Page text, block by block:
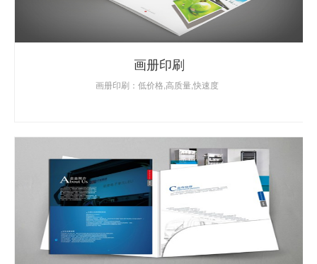
画册印刷
画册印刷：低价格,高质量,快速度